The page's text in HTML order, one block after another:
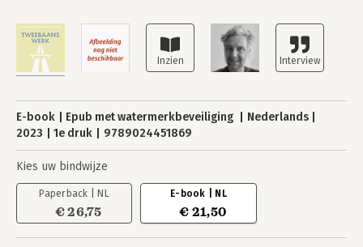
E-book Epub met watermerkbeveiliging
Nederlands
2023
1e druk 9789024451869
Kies uw bindwijze
Paperback | NL
€ 26,75
E-book | NL
€ 21,50